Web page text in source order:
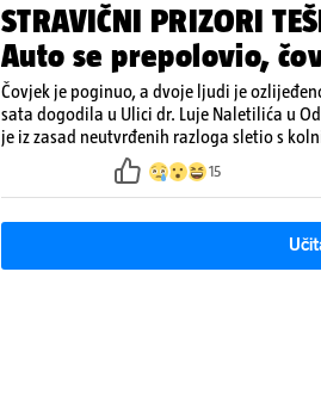
STRAVIČNI PRIZORI
Auto se prepolovio,
Čovjek je poginuo, a dvoje ljudi je
sata dogodila u Ulici dr. Luje Naletilića u
je iz zasad neutvrđenih razloga sletio s
15